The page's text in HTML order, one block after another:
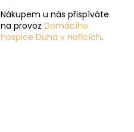
Nákupem u nás přispíváte
na provoz Domácího
hospice Duha v Hořicích.